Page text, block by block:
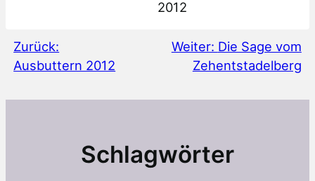
Zurück:
Ausbuttern 2012
Weiter: Die Sage vom
Zehentstadelberg
Schlagwörter